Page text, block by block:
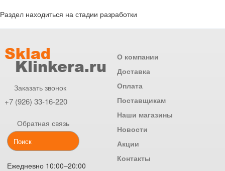
Раздел находиться на стадии разработки
Заказать звонок
+7 (926) 33-16-220
Обратная связь
Ежедневно 10:00–20:00
О компании
Доставка
Оплата
Поставщикам
Наши магазины
Новости
Акции
Контакты